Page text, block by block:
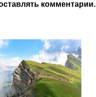
комментарии.